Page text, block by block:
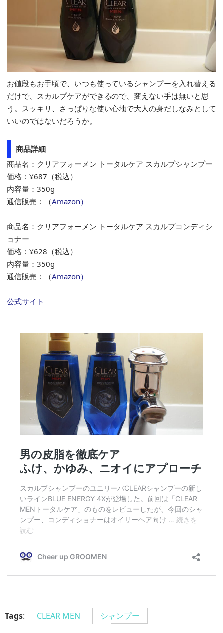
お値段もお手頃で、いつも使っているシャンプーを入れ替える
だけで、スカルプケアができるので、変えない手は無いと思
う。スッキリ、さっぱりな使い心地で大人の身だしなみとして
いいのではないだろうか。
商品詳細
商品名：クリアフォーメン トータルケア スカルプシャンプー
価格：¥687（税込）
内容量：350g
通信販売：（Amazon）
商品名：クリアフォーメン トータルケア スカルプコンディシ
ョナー
価格：¥628（税込）
内容量：350g
通信販売：（Amazon）
公式サイト
Tags: CLEAR MEN シャンプー